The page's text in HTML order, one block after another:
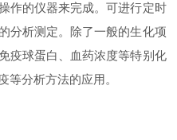
作的仪器来完成。可进行定时
分析测定。除了一般的生化项
疫球蛋白、血药浓度等特别化
等分析方法的应用。